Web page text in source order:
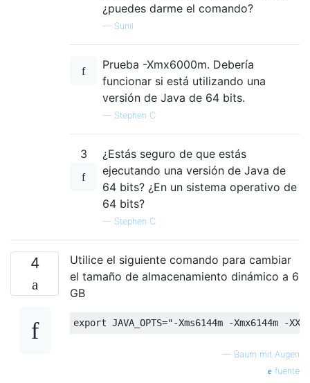
¿puedes darme el comando?
— Sunil
Prueba -Xmx6000m. Debería
funcionar si está utilizando una
versión de Java de 64 bits.
— Stephen C
3
¿Estás seguro de que estás
ejecutando una versión de Java de
64 bits? ¿En un sistema operativo de
64 bits?
— Stephen C
4
Utilice el siguiente comando para cambiar
el tamaño de almacenamiento dinámico a 6
GB
export JAVA_OPTS="-Xms6144m -Xmx6144m -
— Baum mit Augen
fuente